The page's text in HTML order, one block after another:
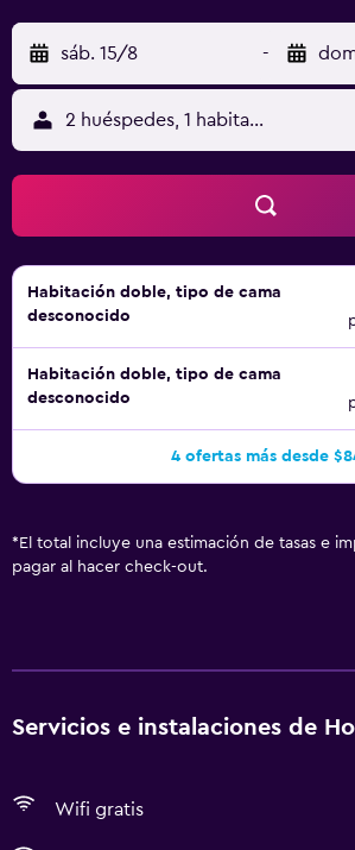
sáb. 15/8 -
2 huéspedes, 1 habitación
Habitación doble, tipo de cama
desconocido
Habitación doble, tipo de cama
desconocido
4 ofertas más desde
* El total incluye una estimación de tasas e
pagar al hacer check-out.
Servicios e instalaciones de
Wifi gratis